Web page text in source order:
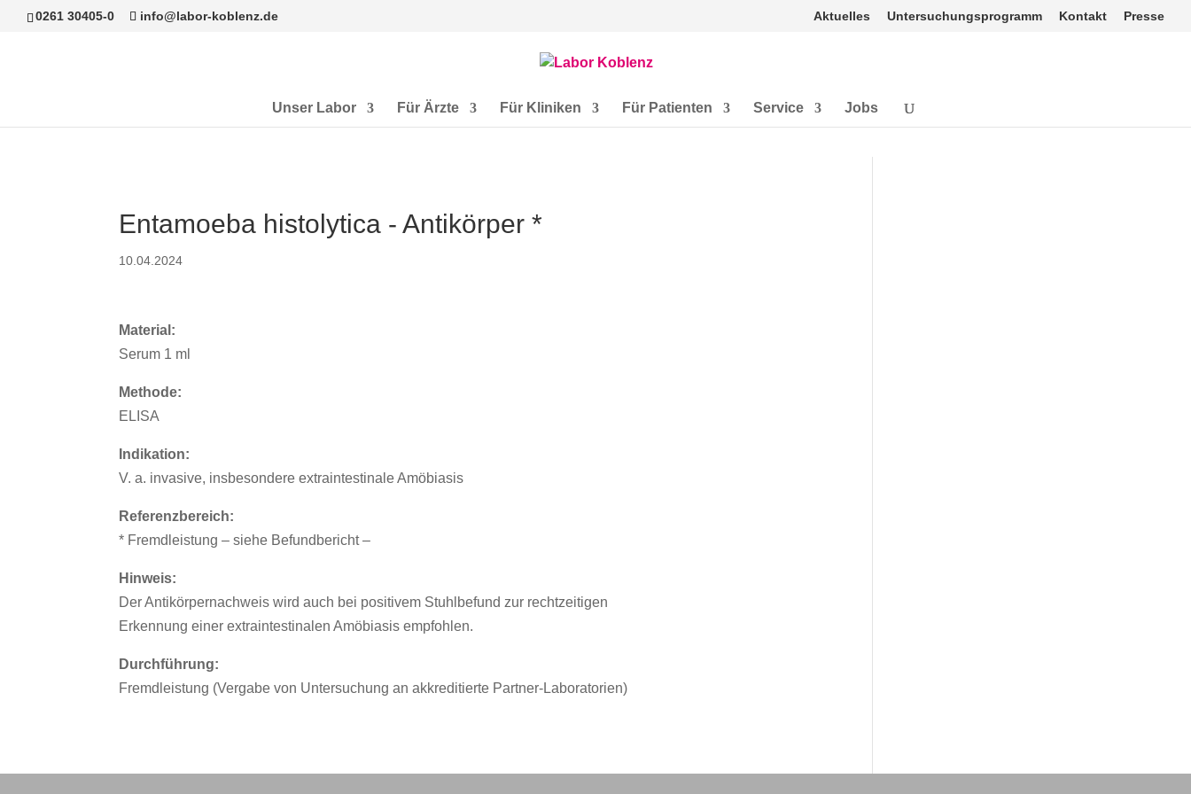
0261 30405-0 info@labor-koblenz.de Aktuelles Untersuchungsprogramm Kontakt Presse
Unser Labor Für Ärzte Für Kliniken Für Patienten Service Jobs
Entamoeba histolytica - Antikörper *
10.04.2024
Material:
Serum 1 ml
Methode:
ELISA
Indikation:
V. a. invasive, insbesondere extraintestinale Amöbiasis
Referenzbereich:
* Fremdleistung – siehe Befundbericht –
Hinweis:
Der Antikörpernachweis wird auch bei positivem Stuhlbefund zur rechtzeitigen
Erkennung einer extraintestinalen Amöbiasis empfohlen.
Durchführung:
Fremdleistung (Vergabe von Untersuchung an akkreditierte Partner-Laboratorien)